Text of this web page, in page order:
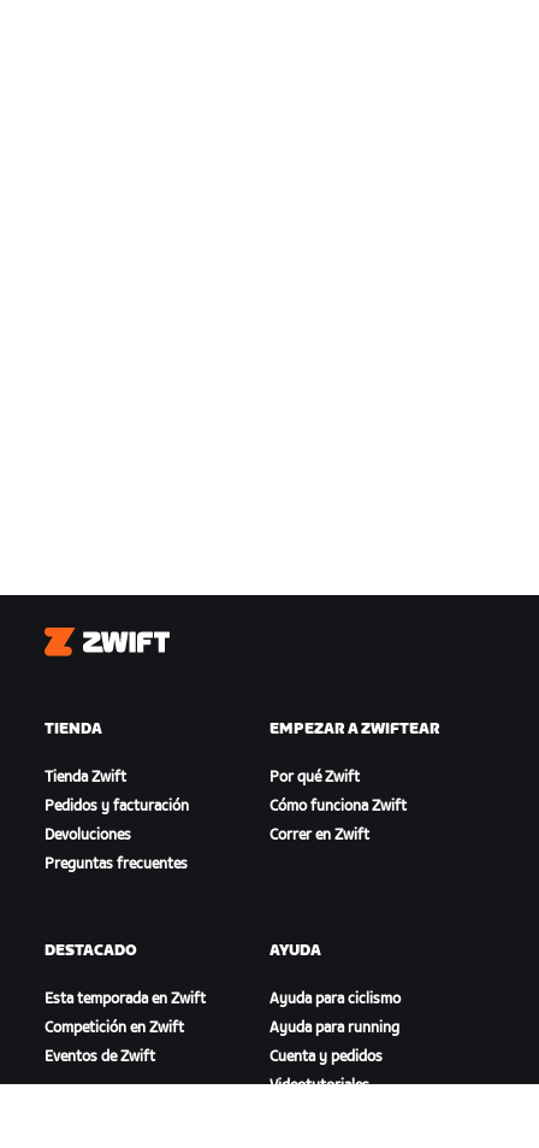
Zwift
TIENDA
Tienda Zwift
Pedidos y facturación
Devoluciones
Preguntas frecuentes
EMPEZAR A ZWIFTEAR
Por qué Zwift
Cómo funciona Zwift
Correr en Zwift
DESTACADO
Esta temporada en Zwift
Competición en Zwift
Eventos de Zwift
AYUDA
Ayuda para ciclismo
Ayuda para running
Cuenta y pedidos
Videotutoriales